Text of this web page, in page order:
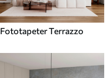
Fototapeter Terrazzo